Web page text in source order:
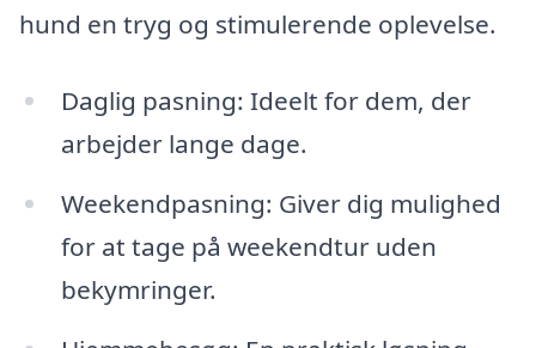
hund en tryg og stimulerende oplevelse.
Daglig pasning: Ideelt for dem, der
arbejder lange dage.
Weekendpasning: Giver dig mulighed
for at tage på weekendtur uden
bekymringer.